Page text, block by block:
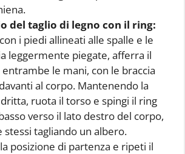
del taglio di legno con il ring:
i piedi allineati alle spalle e le
leggermente piegate, afferra il
entrambe le mani, con le braccia
al corpo. Mantenendo la
ruota il torso e spingi il ring
verso il lato destro del corpo,
stessi tagliando un albero.
posizione di partenza e ripeti il